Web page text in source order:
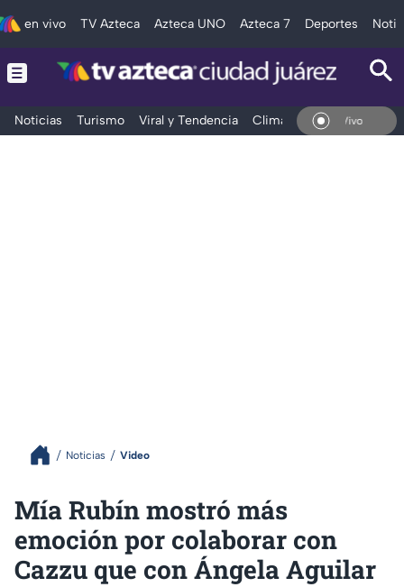
en vivo TV Azteca Azteca UNO Azteca 7 Deportes
Noticias Turismo Viral y Tendencia Clima Deportes
En Vivo
Noticias Video
Mía Rubín mostró más
emoción por colaborar con
Cazzu que con Ángela Aguilar